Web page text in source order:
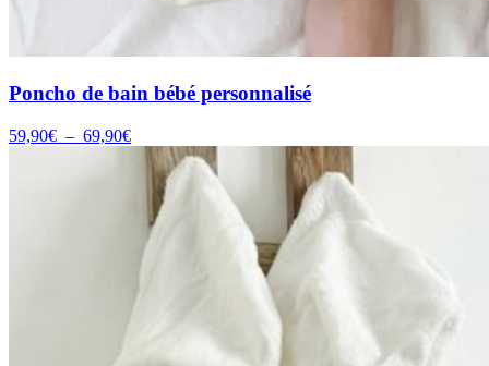
Poncho de bain bébé personnalisé
59,90€ – 69,90€Plage
prix :
59,90€
69,90€